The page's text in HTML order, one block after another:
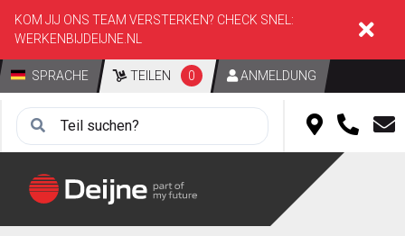
KOM JIJ ONS TEAM VERSTERKEN? CHECK SNEL:
WERKENBIJDEIJNE.NL
SPRACHE TEILEN 0 ANMELDUNG